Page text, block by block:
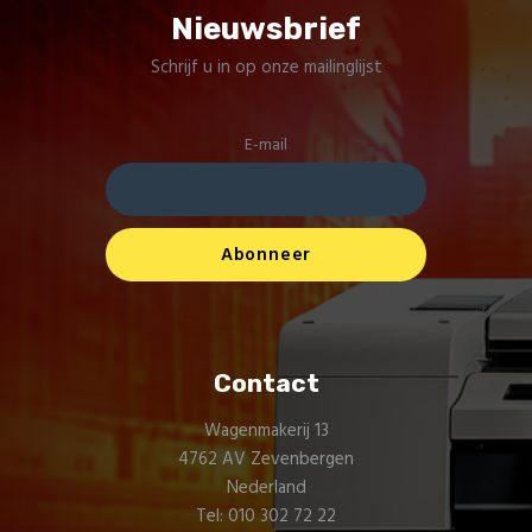
Nieuwsbrief
Schrijf u in op onze mailinglijst
E-mail
Contact
Wagenmakerij 13
4762 AV Zevenbergen
Nederland
Tel: 010 302 72 22